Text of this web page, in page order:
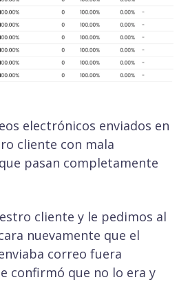
electrónicos enviados en
cliente con mala
pasan completamente
cliente y le pedimos al
nuevamente que el
correo fuera
confirmó que no lo era y